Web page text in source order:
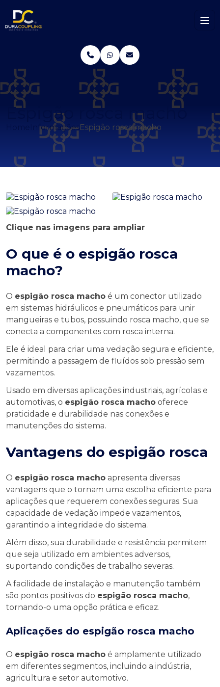
Home Informações Espigão rosca macho
Espigão rosca macho
Clique nas imagens para ampliar
O que é o espigão rosca
macho?
O espigão rosca macho é um conector utilizado
em sistemas hidráulicos e pneumáticos para unir
mangueiras e tubos, possuindo rosca macho, que se
conecta a componentes com rosca interna.
Ele é ideal para criar uma vedação segura e eficiente,
permitindo a passagem de fluídos sob pressão sem
vazamentos.
Usado em diversas aplicações industriais, agrícolas e
automotivas, o espigão rosca macho oferece
praticidade e durabilidade nas conexões e
manutenções do sistema.
Vantagens do espigão rosca
O espigão rosca macho apresenta diversas
vantagens que o tornam uma escolha eficiente para
aplicações que requerem conexões seguras. Sua
capacidade de vedação impede vazamentos,
garantindo a integridade do sistema.
Além disso, sua durabilidade e resistência permitem
que seja utilizado em ambientes adversos,
suportando condições de trabalho severas.
A facilidade de instalação e manutenção também
são pontos positivos do espigão rosca macho,
tornando-o uma opção prática e eficaz.
Aplicações do espigão rosca macho
O espigão rosca macho é amplamente utilizado
em diferentes segmentos, incluindo a indústria,
agricultura e setor automotivo.